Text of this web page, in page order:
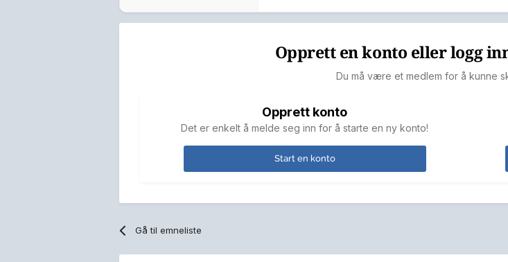
Opprett en konto eller logg
Du må være et medlem for å kunne
Opprett konto
Det er enkelt å melde seg inn for å starte en ny konto!
Start en konto
Gå til emneliste